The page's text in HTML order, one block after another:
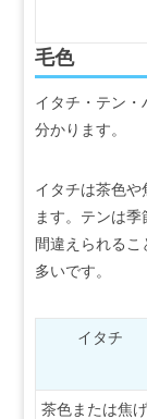
毛色
イタチ・テン
分かります。
イタチは茶色
ます。テンは
間違えられる
多いです。
イタチ
茶色または焦げ